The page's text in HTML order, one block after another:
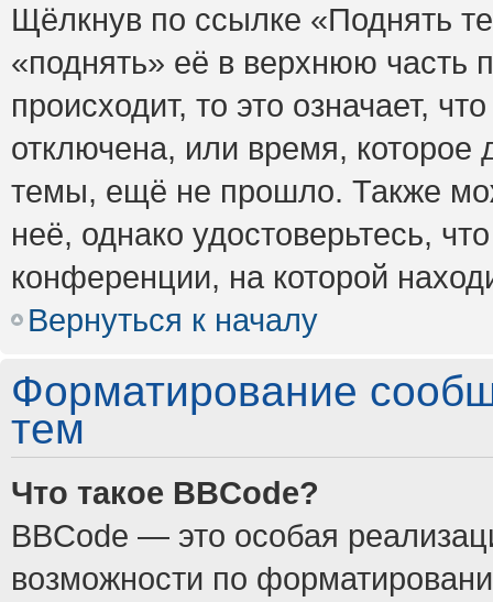
Щёлкнув по ссылке «Поднять
«поднять» её в верхнюю часть
происходит, то это означает,
отключена, или время, которое
темы, ещё не прошло. Также
неё, однако удостоверьтесь,
конференции, на которой
Вернуться к началу
Форматирование
тем
Что такое BBCode?
BBCode — это особая
возможности по